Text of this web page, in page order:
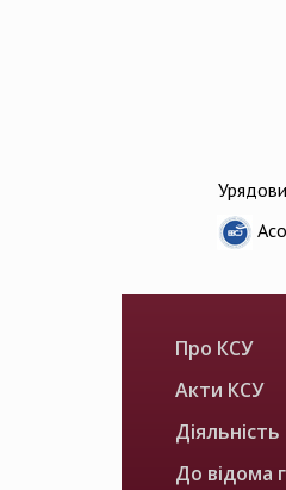
Про КСУ
Акти КСУ
До відома